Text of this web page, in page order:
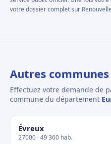
votre dossier complet sur
Autres communes
Effectuez votre demande de
commune du département
Évreux
27000 · 49 360 hab.